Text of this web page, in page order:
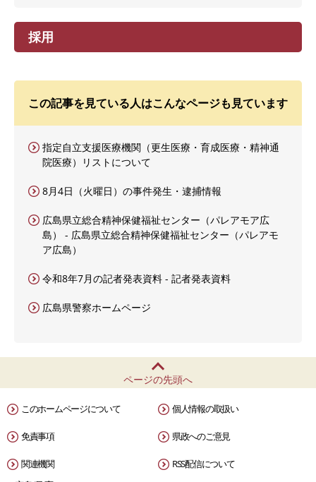
採用
この記事を見ている人はこんなページも見ています
指定自立支援医療機関（更生医療・育成医療・精神通
院医療）リストについて
8月4日（火曜日）の事件発生・逮捕情報
広島県立総合精神保健福祉センター（パレアモア広
島） - 広島県立総合精神保健福祉センター（パレアモ
ア広島）
令和8年7月の記者発表資料 - 記者発表資料
広島県警察ホームページ
ページの先頭へ
このホームページについて 個人情報の取扱い
免責事項 県政へのご意見
関連機関 RSS配信について